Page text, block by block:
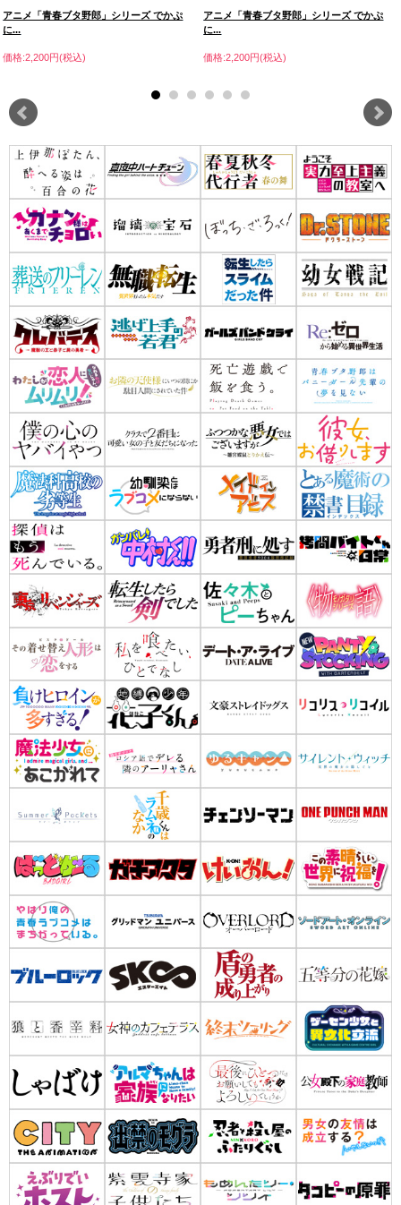
アニメ「青春ブタ野郎」シリーズ でかぷ
に...
価格:2,200円(税込)
アニメ「青春ブタ野郎」シリーズ でかぷ
に...
価格:2,200円(税込)